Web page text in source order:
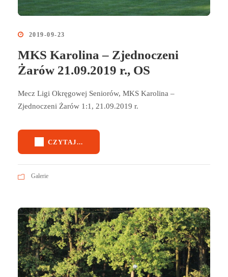
2019-09-23
MKS Karolina – Zjednoczeni
Żarów 21.09.2019 r., OS
Mecz Ligi Okręgowej Seniorów, MKS Karolina –
Zjednoczeni Żarów 1:1, 21.09.2019 r.
CZYTAJ...
Galerie